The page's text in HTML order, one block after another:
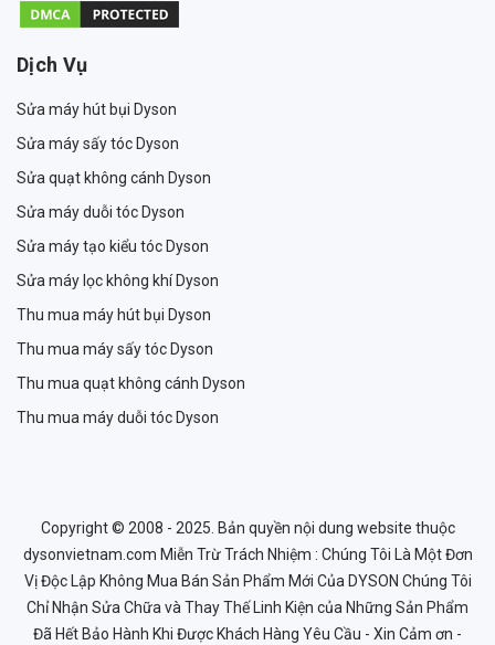
Dịch Vụ
Sửa máy hút bụi Dyson
Sửa máy sấy tóc Dyson
Sửa quạt không cánh Dyson
Sửa máy duỗi tóc Dyson
Sửa máy tạo kiểu tóc Dyson
Sửa máy lọc không khí Dyson
Thu mua máy hút bụi Dyson
Thu mua máy sấy tóc Dyson
Thu mua quạt không cánh Dyson
Thu mua máy duỗi tóc Dyson
Copyright © 2008 - 2025. Bản quyền nội dung website thuộc
dysonvietnam.com Miễn Trừ Trách Nhiệm : Chúng Tôi Là Một Đơn
Vị Độc Lập Không Mua Bán Sản Phẩm Mới Của DYSON Chúng Tôi
Chỉ Nhận Sửa Chữa và Thay Thế Linh Kiện của Những Sản Phẩm
Đã Hết Bảo Hành Khi Được Khách Hàng Yêu Cầu - Xin Cảm ơn -